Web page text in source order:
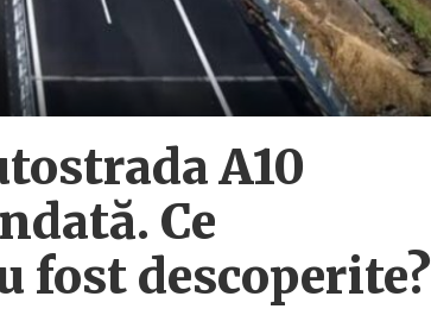
A10
Ce
fost descoperite?